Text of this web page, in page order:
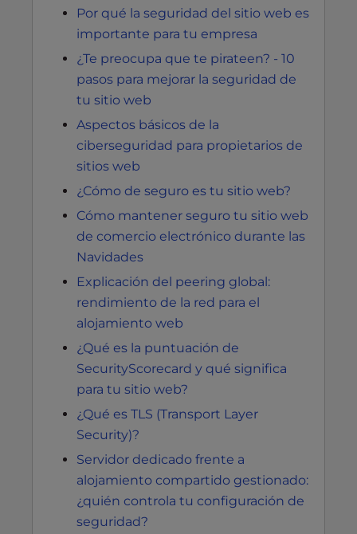
Por qué la seguridad del sitio web es
importante para tu empresa
¿Te preocupa que te pirateen? - 10
pasos para mejorar la seguridad de
tu sitio web
Aspectos básicos de la
ciberseguridad para propietarios de
sitios web
¿Cómo de seguro es tu sitio web?
Cómo mantener seguro tu sitio web
de comercio electrónico durante las
Navidades
Explicación del peering global:
rendimiento de la red para el
alojamiento web
¿Qué es la puntuación de
SecurityScorecard y qué significa
para tu sitio web?
¿Qué es TLS (Transport Layer
Security)?
Servidor dedicado frente a
alojamiento compartido gestionado:
¿quién controla tu configuración de
seguridad?